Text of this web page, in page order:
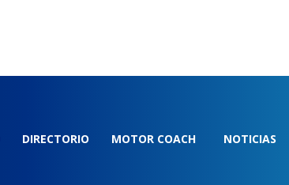
DIRECTORIO MOTOR COACH NOTICIAS